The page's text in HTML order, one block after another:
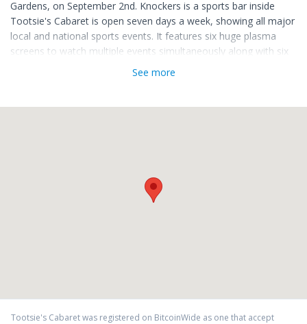
Gardens, on September 2nd. Knockers is a sports bar inside
Tootsie's Cabaret is open seven days a week, showing all major
local and national sports events. It features six huge plasma
screens to watch multiple events simultaneously along with six
pool tables, non-stop dart competitions and numerous video
We offer dancing and have a weekly feature entertainers
See more
Tootsie's Cabaretwas registered on BitcoinWide as one that accept